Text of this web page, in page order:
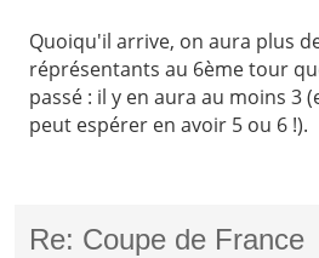
Quoiqu'il arrive, on aura plus
réprésentants au 6ème tour
passé : il y en aura au moins 3
peut espérer en avoir 5 ou 6 !).
Re: Coupe de France